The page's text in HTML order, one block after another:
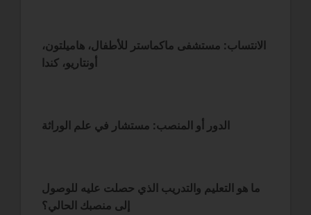
الانتساب: مستشفى ماكماستر للأطفال، هاميلتون،
أونتاريو، كندا
الدور أو المنصب: مستشار في علم الوراثة
ما هو التعليم والتدريب الذي حصلت عليه للوصول
إلى منصبك الحالي؟